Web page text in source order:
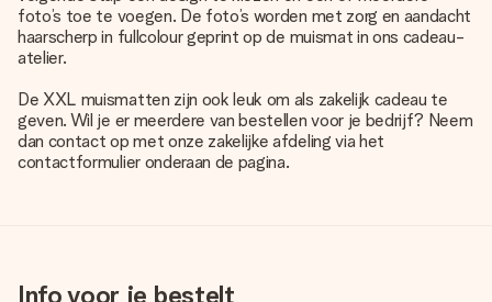
foto’s toe te voegen. De foto’s worden met zorg en aandacht
haarscherp in fullcolour geprint op de muismat in ons cadeau-
atelier.
De XXL muismatten zijn ook leuk om als zakelijk cadeau te
geven. Wil je er meerdere van bestellen voor je bedrijf? Neem
dan contact op met onze zakelijke afdeling via het
contactformulier onderaan de pagina.
Info voor je bestelt